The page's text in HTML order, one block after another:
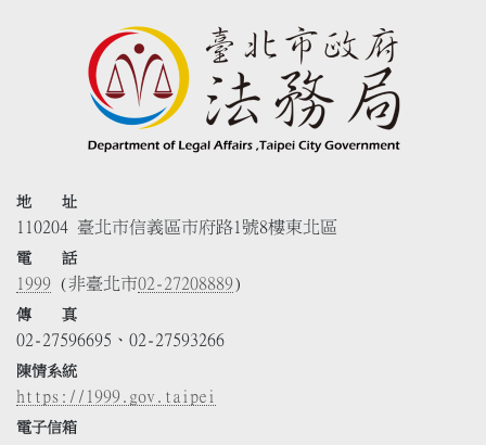
地 址
110204 臺北市信義區市府路1號8樓東北區
電 話
1999 (非臺北市02-27208889)
傳 真
02-27596695、02-27593266
陳情系統
https://1999.gov.taipei
電子信箱